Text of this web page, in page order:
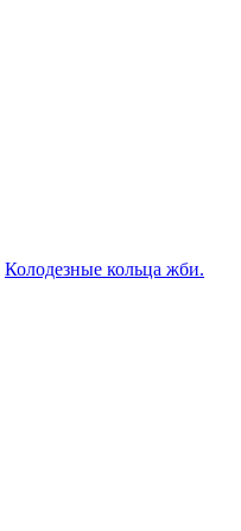
Колодезные кольца жби.